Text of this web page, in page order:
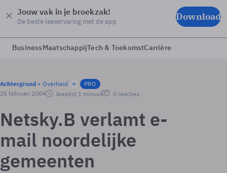
Jouw vak in je broekzak!
De beste leeservaring met de app Download
BusinessMaatschappijTech & ToekomstCarrière
Achtergrond Overheid
PRO
25 februari 2004
leestijd 1 minuut 0 reacties
Netsky.B verlamt e-
mail noordelijke
gemeenten